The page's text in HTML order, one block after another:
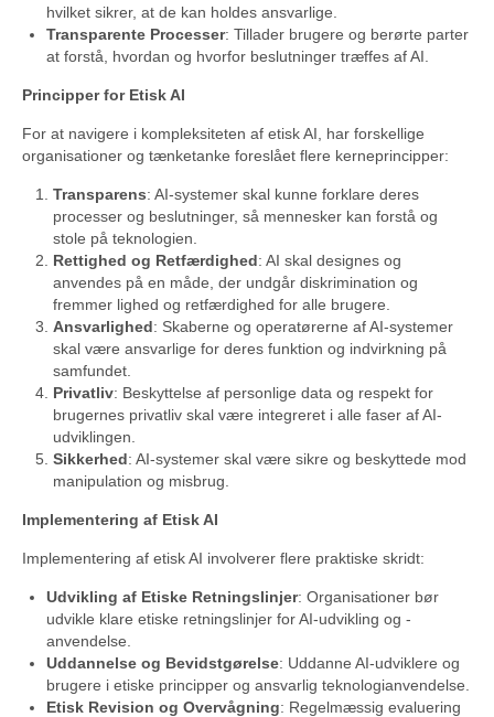
hvilket sikrer, at de kan holdes ansvarlige.
Transparente Processer: Tillader brugere og berørte parter
at forstå, hvordan og hvorfor beslutninger træffes af AI.
Principper for Etisk AI
For at navigere i kompleksiteten af etisk AI, har forskellige
organisationer og tænketanke foreslået flere kerneprincipper:
Transparens: AI-systemer skal kunne forklare deres
processer og beslutninger, så mennesker kan forstå og
stole på teknologien.
Rettighed og Retfærdighed: AI skal designes og
anvendes på en måde, der undgår diskrimination og
fremmer lighed og retfærdighed for alle brugere.
Ansvarlighed: Skaberne og operatørerne af AI-systemer
skal være ansvarlige for deres funktion og indvirkning på
samfundet.
Privatliv: Beskyttelse af personlige data og respekt for
brugernes privatliv skal være integreret i alle faser af AI-
udviklingen.
Sikkerhed: AI-systemer skal være sikre og beskyttede mod
manipulation og misbrug.
Implementering af Etisk AI
Implementering af etisk AI involverer flere praktiske skridt:
Udvikling af Etiske Retningslinjer: Organisationer bør
udvikle klare etiske retningslinjer for AI-udvikling og -
anvendelse.
Uddannelse og Bevidstgørelse: Uddanne AI-udviklere og
brugere i etiske principper og ansvarlig teknologianvendelse.
Etisk Revision og Overvågning: Regelmæssig evaluering